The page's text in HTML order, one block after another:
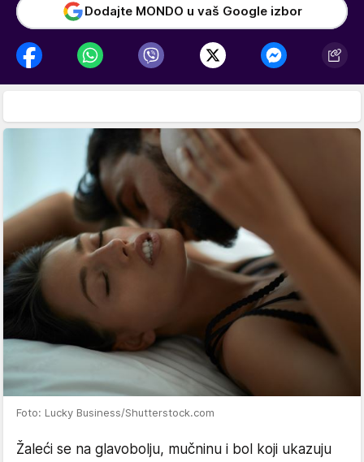
Dodajte MONDO u vaš Google izbor
Foto: Lucky Business/Shutterstock.com
Žaleći se na glavobolju, mučninu i bol koji ukazuju